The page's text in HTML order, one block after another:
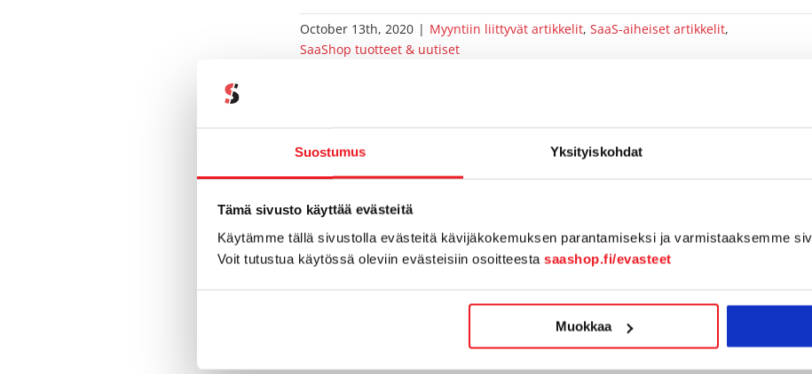
Suostumus Yksityiskohdat
Tämä sivusto käyttää evästeitä
Käytämme tällä sivustolla evästeitä kävijäkokemuksen parantamiseksi ja varmistaaksemme
Voit tutustua käytössä oleviin evästeisiin osoitteesta saashop.fi/evasteet
Muokkaa
October 13th, 2020 | Myyntiin liittyvät artikkelit,SaaS-aiheiset artikkelit,
SaaShop tuotteet & uutiset